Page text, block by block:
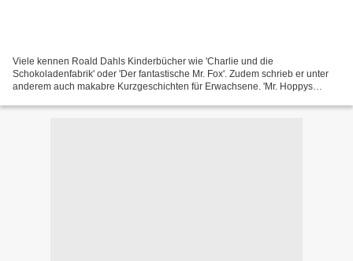
Viele kennen Roald Dahls Kinderbücher wie 'Charlie und die
Schokoladenfabrik' oder 'Der fantastische Mr. Fox'. Zudem schrieb er unter
anderem auch makabre Kurzgeschichten für Erwachsene. 'Mr. Hoppys